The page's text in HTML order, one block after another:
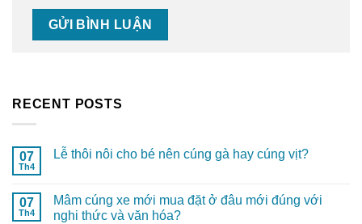
RECENT POSTS
07
Th4
Lễ thôi nôi cho bé nên cúng gà hay cúng vịt?
07
Th4
Mâm cúng xe mới mua đặt ở đâu mới đúng với
nghi thức và văn hóa?